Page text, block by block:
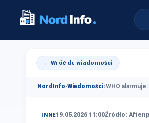
← Wróć do wiadomości
NordInfo›Wiadomości›WHO
INNE19.05.2026 11:00Źródło: